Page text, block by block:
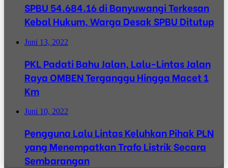
SPBU 54.684.16 di Banyuwangi Terkesan
Kebal Hukum, Warga Desak SPBU Ditutup
Juni 13, 2022
PKL Padati Bahu Jalan, Lalu-Lintas Jalan
Raya OMBEN Terganggu Hingga Macet 1
Km
Juni 10, 2022
Pengguna Lalu Lintas Keluhkan Pihak PLN
yang Menempatkan Trafo Listrik Secara
Sembarangan